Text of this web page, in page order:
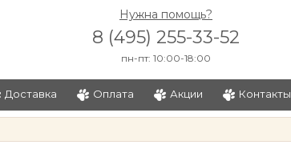
Нужна помощь?
8 (495) 255-33-52
пн-пт: 10:00-18:00
Доставка Оплата Акции Контакты